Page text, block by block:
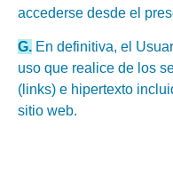
accederse desde el
G. En definitiva, el
uso que realice de los
(links) e hipertexto
sitio web.